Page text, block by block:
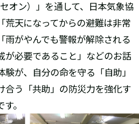
セオン）」を通して、日本気象協
荒天になってからの避難は非常
雨がやんでも警報が解除される
が必要であること」などのお話
が、自分の命を守る「自助」
合う「共助」の防災力を強化す
。